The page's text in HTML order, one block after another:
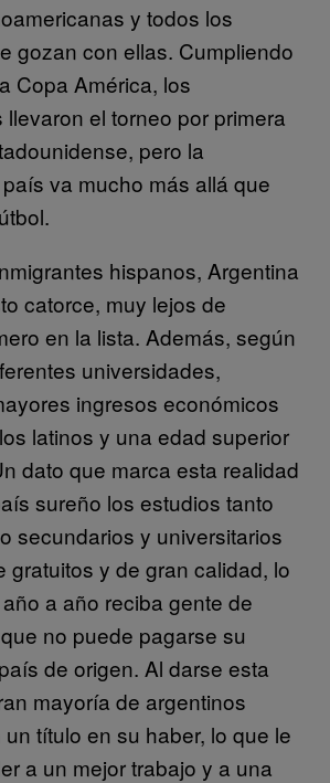
y todos los
gozan con ellas. Cumpliendo
Copa América, los
el torneo por primera
pero la
va mucho más allá que
hispanos, Argentina
catorce, muy lejos de
en la lista. Además, según
universidades,
ingresos económicos
latinos y una edad superior
dato que marca esta realidad
sureño los estudios tanto
secundarios y universitarios
gratuitos y de gran calidad, lo
a año reciba gente de
no puede pagarse su
de origen. Al darse esta
mayoría de argentinos
título en su haber, lo que le
a un mejor trabajo y a una